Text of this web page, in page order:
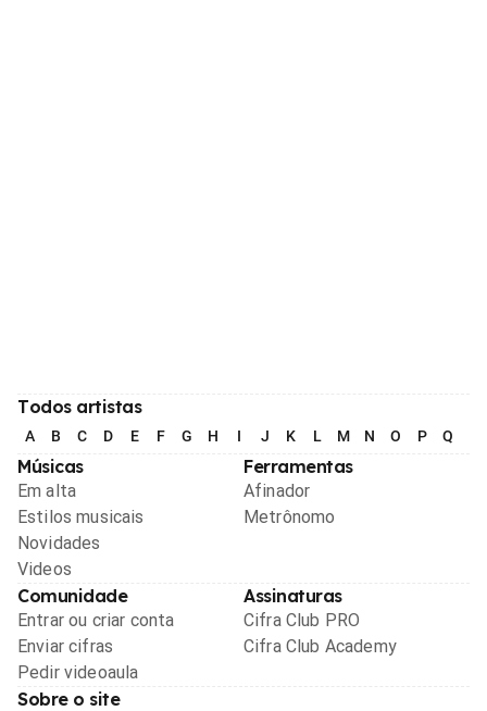
Todos artistas
A B C D E F G H I J K L M N O P Q
Músicas
Em alta
Estilos musicais
Novidades
Videos
Ferramentas
Afinador
Metrônomo
Comunidade
Entrar ou criar conta
Enviar cifras
Pedir videoaula
Assinaturas
Cifra Club PRO
Cifra Club Academy
Sobre o site